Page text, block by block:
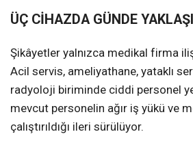
ÜÇ CİHAZDA GÜNDE
Şikâyetler yalnızca medikal firma
Acil servis, ameliyathane, yataklı
radyoloji biriminde ciddi personel
mevcut personelin ağır iş yükü ve
çalıştırıldığı ileri sürülüyor.